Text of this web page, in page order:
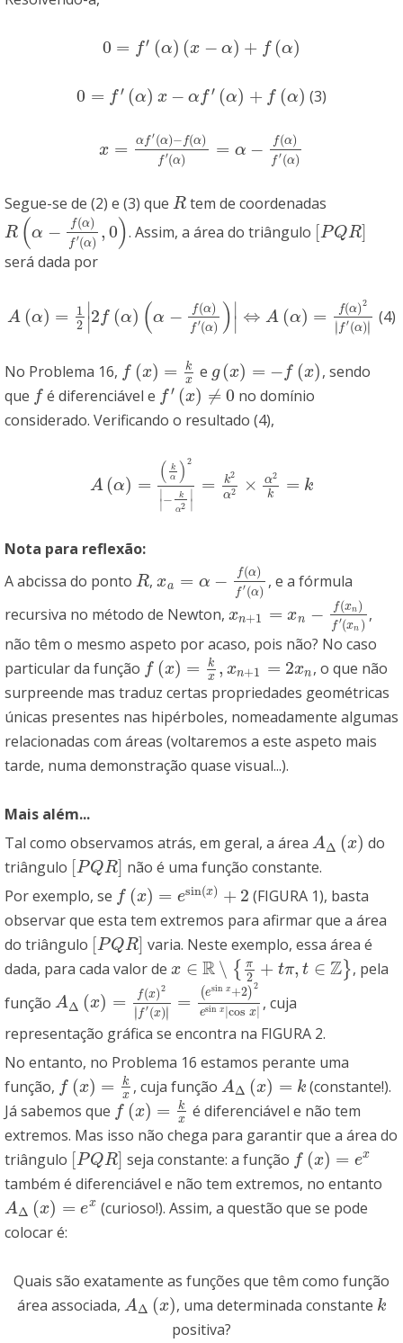
0 = f′ (α) (x − α) + f (α)
0=f′( α)(x−α)+f(α )
0 = f′ (α) x − α f′ (α) + f (α)
0 =f′( α)x −αf′( α) +f( α) (3)
x = αf′(α)− f(α)
f ′(α)
= α − f(α)
f′(α)
x= αf (α)−f(α)f′(α)= α− f(α )f′( α)
Segue-se de (2) e (3) que R
R tem de coordenadas
R (α − f(α)
f′(α)
, 0)
R( α −f( α)f (α),0) . Assim, a área do triângulo [PQR]
PQR]
será dada por
A (α) =
1
2
∣
∣2 f (α) (α − f(α)
f ′(α) ) ∣
∣ ⇔ A (α) = f(α)2
∣∣ f′(α)∣∣
A( α)=1 2|2 f(α)(α−f(α) f′ (α) )|⇔A(α)=f ( α)2|f′( α)| (4)
No Problema 16, f (x) =
k
x
f( x)=k x e g (x) = − f (x)
g(x)= −f(x )
, sendo
que f
f é diferenciável e f′ (x) ≠ 0
f′(x)≠0
no domínio
considerado. Verificando o resultado (4),
A (α) = (
k
α ) 2
∣
∣−
k
α2
∣
∣
= k2
α2 × α2
k = k
A(α)=(k α)2 |−kα2 |=k 2α ×α 2k= k
Nota para reflexão:
A abcissa do ponto R
R ,xa = α − f(α)
f′(α)
xa= α− f(α )f′ α)
, e a fórmula
recursiva no método de Newton, xn+1 = xn − f(xn )
f′(xn )
xn+1 xn −f(x n) ′(xn) ,
não têm o mesmo aspeto por acaso, pois não? No caso
particular da função f (x) =
k
x , xn+1 = 2xn
f( x)=k x,x n+1 =2xn
, o que não
surpreende mas traduz certas propriedades geométricas
únicas presentes nas hipérboles, nomeadamente algumas
relacionadas com áreas (voltaremos a este aspeto mais
tarde, numa demonstração quase visual...).
Mais além...
Tal como observamos atrás, em geral, a área AΔ (x)
AΔ( x)
do
triângulo [PQR]
PQR]
não é uma função constante.
Por exemplo, se f (x) = esin(x) + 2
f( x)=e sin (x)+2
(FIGURA 1), basta
observar que esta tem extremos para afirmar que a área
do triângulo [PQR]
PQR]
varia. Neste exemplo, essa área é
dada, para cada valor de x ∈ R ∖ { π
2 + tπ, t ∈ Z }
x∈R ∖{π2 + tπ t∈ Z}
, pela
função AΔ (x) = f(x)2
∣∣ f′(x)∣∣
= (esin x +2)2
esin x |cos x|
AΔ( x)=f( x)2 |f′(x)|= (e sinx+2)2esinx|cos
, cuja
representação gráfica se encontra na FIGURA 2.
No entanto, no Problema 16 estamos perante uma
função, f (x) =
k
x
f( x)=k x , cuja funçãoAΔ (x) = k
AΔ( x)=k
(constante!).
Já sabemos que f (x) =
k
x
f( x)=k x
é diferenciável e não tem
extremos. Mas isso não chega para garantir que a área do
triângulo [PQR]
PQR] seja constante: a função f (x) = ex
f( x)=e x
também é diferenciável e não tem extremos, no entanto
AΔ (x) = ex
AΔ( x)=e
(curioso!). Assim, a questão que se pode
colocar é:
Quais são exatamente as funções que têm como função
área associada, AΔ (x)
AΔ( x) , uma determinada constante k
k
positiva?